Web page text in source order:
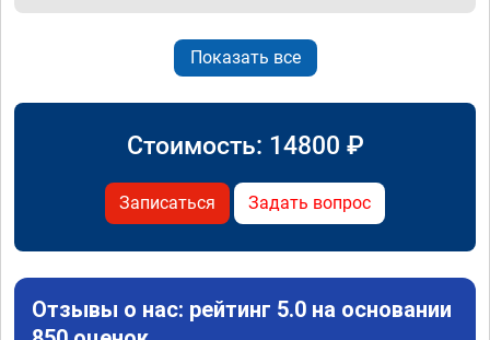
Показать все
Стоимость: 14800 ₽
Записаться Задать вопрос
Отзывы о нас: рейтинг 5.0 на основании